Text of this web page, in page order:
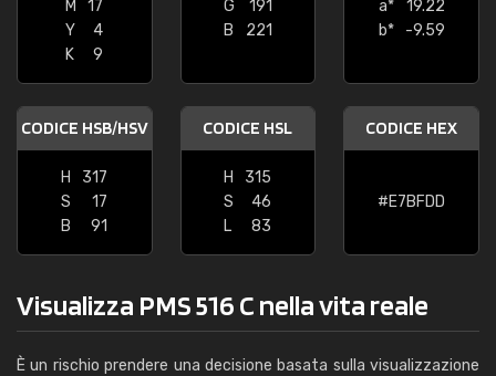
M
17
Y
4
K
9
G
191
B
221
a*
19.22
b*
-9.59
CODICE HSB/HSV
H
317
S
17
B
91
CODICE HSL
H
315
S
46
L
83
CODICE HEX
#E7BFDD
Visualizza PMS 516 C nella vita reale
È un rischio prendere una decisione basata sulla visualizzazione